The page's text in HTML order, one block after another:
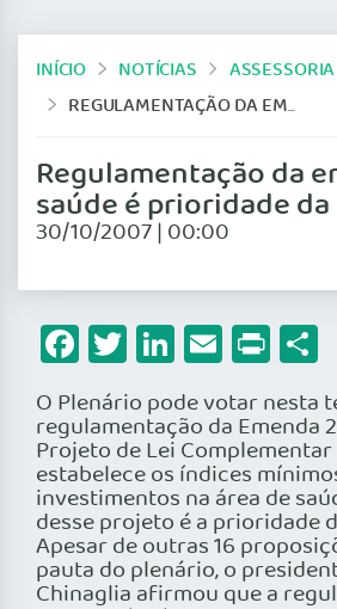
INÍCIO NOTÍCIAS
REGULAMENTAÇÃO DA EMENDA DA SAÚDE É PRIORIDADE DA CÂMARA
Regulamentação da
saúde é prioridade da
30/10/2007 | 00:00
Facebook
Twitter
LinkedIn
Email
Print
O Plenário pode votar nesta
regulamentação da Emenda
Projeto de Lei Complementar
estabelece os índices
investimentos na área de
desse projeto é a prioridade
Apesar de outras 16
pauta do plenário, o
Chinaglia afirmou que a